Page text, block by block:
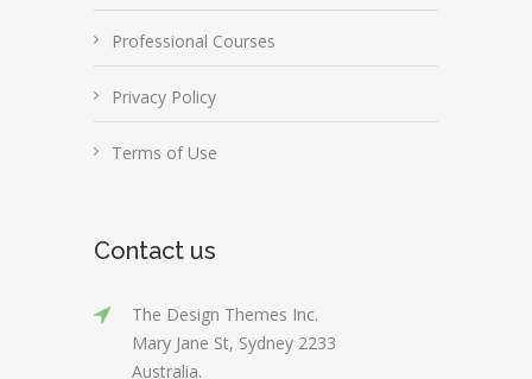
Professional Courses
Privacy Policy
Terms of Use
Contact us
The Design Themes Inc.
Mary Jane St, Sydney 2233
Australia.